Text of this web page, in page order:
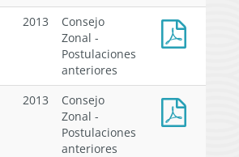
resuelve
impugnación
FETRAMAR.
2013
Consejo
Zonal -
Postulaciones
anteriores
resuelve
impugnación
2013
Consejo
Zonal -
Postulaciones
anteriores